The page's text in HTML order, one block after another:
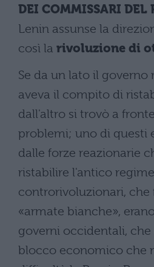
DEI COMMISSARI DEL
Lenin assunse la
così la rivoluzione di
Se da un lato il governo
aveva il compito di
dall'altro si trovò a
problemi; uno di questi
dalle forze reazionarie
ristabilire l'antico
controrivoluzionari, che
«armate bianche»,
governi occidentali,
blocco economico che